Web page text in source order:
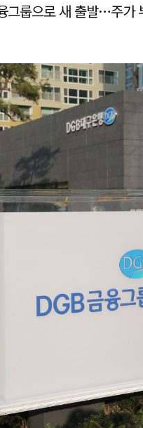
그룹으로 새 출발…주가